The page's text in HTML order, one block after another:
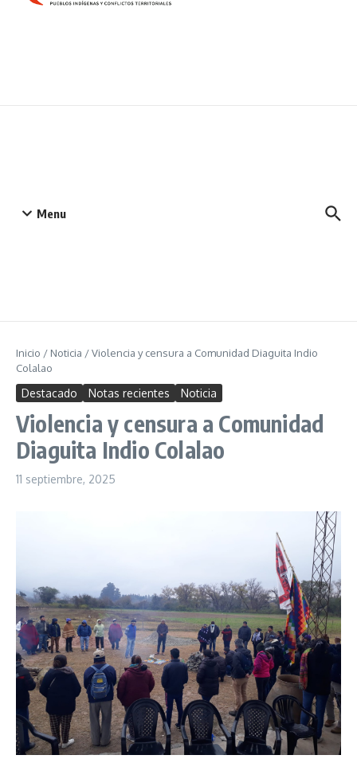
Menu
Inicio / Noticia /Violencia y censura a Comunidad Diaguita Indio
Colalao
Destacado Notas recientes Noticia
Violencia y censura a Comunidad
Diaguita Indio Colalao
11 septiembre, 2025